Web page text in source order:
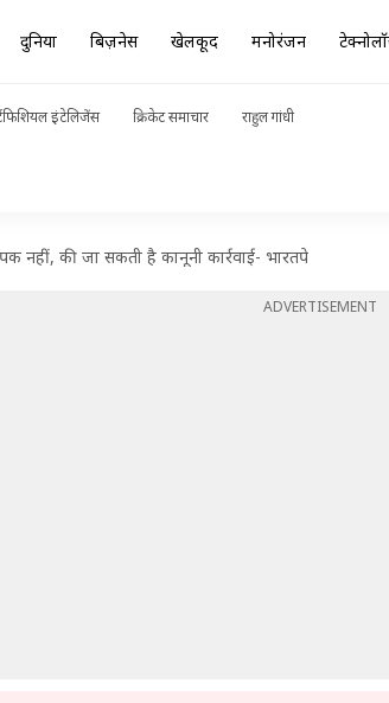
दुनिया बिज़नेस खेलकूद मनोरंजन
इंटेलिजेंस क्रिकेट समाचार राहुल गांधी
नहीं, की जा सकती है कानूनी कार्रवाई- भारतपे
ADVERTISEMENT